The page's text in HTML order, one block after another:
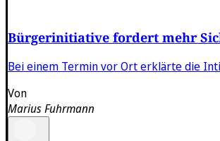
Bürgerinitiative fordert mehr
Bei einem Termin vor Ort erklärte die
Von
Marius Fuhrmann